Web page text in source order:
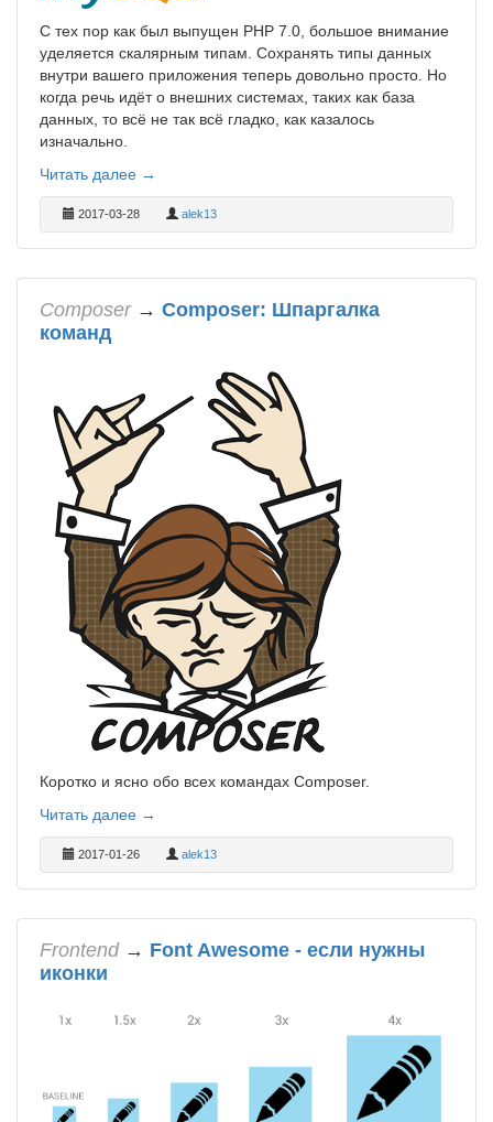
С тех пор как был выпущен PHP 7.0, большое внимание
уделяется скалярным типам. Сохранять типы данных
внутри вашего приложения теперь довольно просто. Но
когда речь идёт о внешних системах, таких как база
данных, то всё не так всё гладко, как казалось
изначально.
Читать далее →
2017-03-28 alek13
Composer→ Composer: Шпаргалка
команд
Коротко и ясно обо всех командах Composer.
Читать далее →
2017-01-26 alek13
Frontend→ Font Awesome - если нужны
иконки